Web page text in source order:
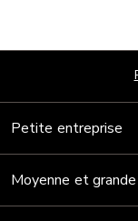
Petite entreprise
Moyenne et